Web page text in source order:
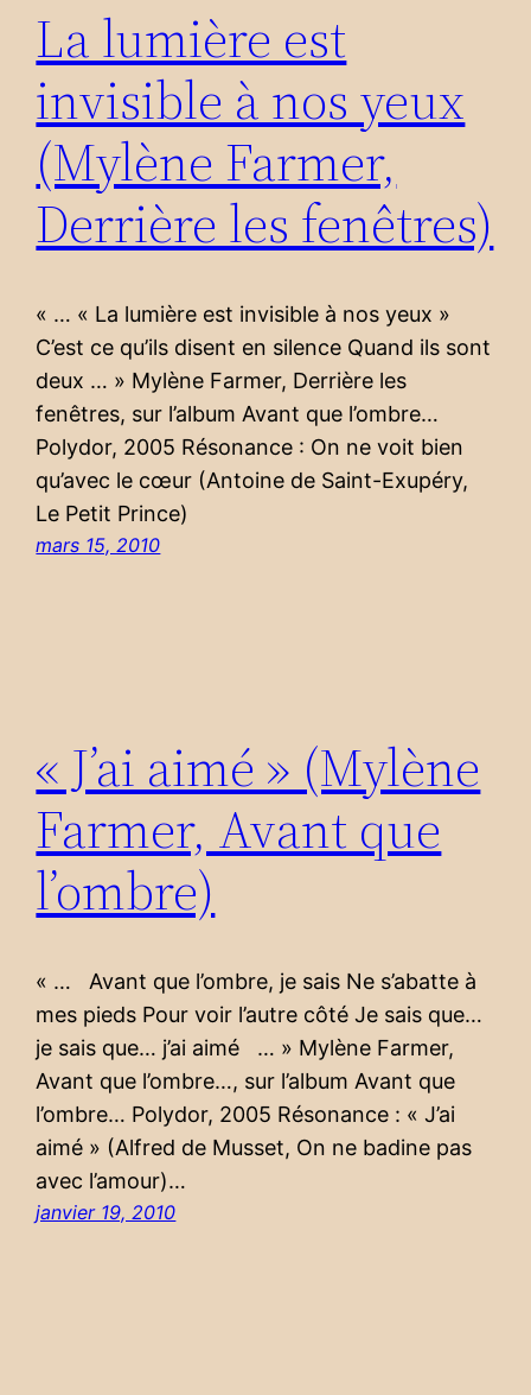
La lumière est
invisible à nos yeux
(Mylène Farmer,
Derrière les fenêtres)
« … « La lumière est invisible à nos yeux »
C’est ce qu’ils disent en silence Quand ils sont
deux … » Mylène Farmer, Derrière les
fenêtres, sur l’album Avant que l’ombre…
Polydor, 2005 Résonance : On ne voit bien
qu’avec le cœur (Antoine de Saint-Exupéry,
Le Petit Prince)
mars 15, 2010
« J’ai aimé » (Mylène
Farmer, Avant que
l’ombre)
« … Avant que l’ombre, je sais Ne s’abatte à
mes pieds Pour voir l’autre côté Je sais que…
je sais que… j’ai aimé … » Mylène Farmer,
Avant que l’ombre…, sur l’album Avant que
l’ombre… Polydor, 2005 Résonance : « J’ai
aimé » (Alfred de Musset, On ne badine pas
avec l’amour)…
janvier 19, 2010